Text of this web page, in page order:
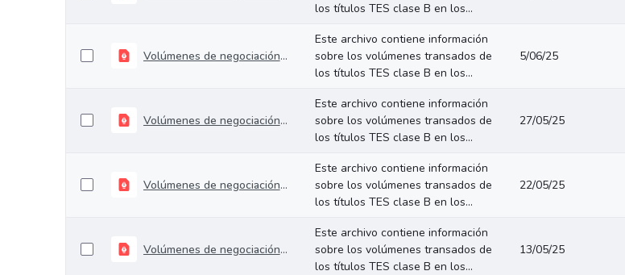
los títulos TES clase B en los...
Volúmenes de negociación del 26 al 30 de mayo de 2025
Este archivo contiene información
sobre los volúmenes transados de
los títulos TES clase B en los...
5/06/25
Volúmenes de negociación del 19 al 23 de mayo de 2025
Este archivo contiene información
sobre los volúmenes transados de
los títulos TES clase B en los...
27/05/25
Volúmenes de negociación del 12 al 16 de mayo de 2025
Este archivo contiene información
sobre los volúmenes transados de
los títulos TES clase B en los...
22/05/25
Volúmenes de negociación del 05 al 09 de mayo de 2025
Este archivo contiene información
sobre los volúmenes transados de
los títulos TES clase B en los...
13/05/25